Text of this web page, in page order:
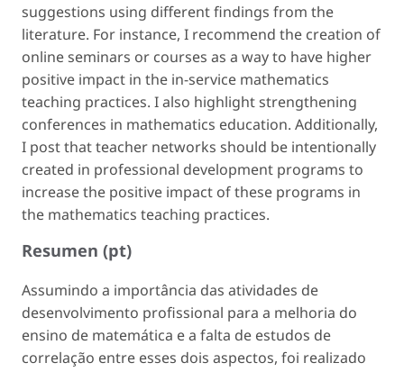
suggestions using different findings from the
literature. For instance, I recommend the creation of
online seminars or courses as a way to have higher
positive impact in the in-service mathematics
teaching practices. I also highlight strengthening
conferences in mathematics education. Additionally,
I post that teacher networks should be intentionally
created in professional development programs to
increase the positive impact of these programs in
the mathematics teaching practices.
Resumen (pt)
Assumindo a importância das atividades de
desenvolvimento profissional para a melhoria do
ensino de matemática e a falta de estudos de
correlação entre esses dois aspectos, foi realizado